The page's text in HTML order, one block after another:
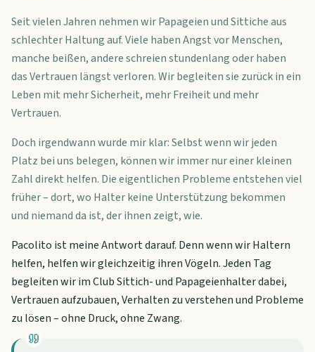
Seit vielen Jahren nehmen wir Papageien und Sittiche aus
schlechter Haltung auf. Viele haben Angst vor Menschen,
manche beißen, andere schreien stundenlang oder haben
das Vertrauen längst verloren. Wir begleiten sie zurück in ein
Leben mit mehr Sicherheit, mehr Freiheit und mehr
Vertrauen.
Doch irgendwann wurde mir klar: Selbst wenn wir jeden
Platz bei uns belegen, können wir immer nur einer kleinen
Zahl direkt helfen. Die eigentlichen Probleme entstehen viel
früher – dort, wo Halter keine Unterstützung bekommen
und niemand da ist, der ihnen zeigt, wie.
Pacolito ist meine Antwort darauf. Denn wenn wir Haltern
helfen, helfen wir gleichzeitig ihren Vögeln. Jeden Tag
begleiten wir im Club Sittich- und Papageienhalter dabei,
Vertrauen aufzubauen, Verhalten zu verstehen und Probleme
zu lösen – ohne Druck, ohne Zwang.